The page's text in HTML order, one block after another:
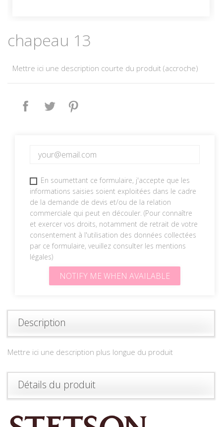
chapeau 13
Mettre ici une description courte du produit (accroche)
Partager Tweet
En soumettant ce formulaire, j'accepte que les
informations saisies soient exploitées dans le cadre
de la demande de devis et/ou de la relation
commerciale qui peut en découler. (Pour connaître
et exercer vos droits, notamment de retrait de votre
consentement à l'utilisation des données collectées
par ce formulaire, veuillez consulter les mentions
légales)
NOTIFY ME WHEN AVAILABLE
Description
Mettre ici une description plus longue du produit
Détails du produit